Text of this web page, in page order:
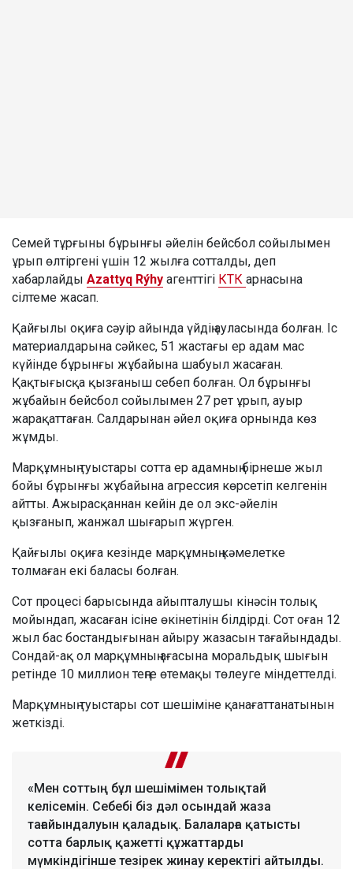
Семей тұрғыны бұрынғы әйелін бейсбол сойылымен
ұрып өлтіргені үшін 12 жылға сотталды, деп
хабарлайды Azattyq Rýhy агенттігі КТК арнасына
сілтеме жасап.
Қайғылы оқиға сәуір айында үйдің ауласында болған. Іс
материалдарына сәйкес, 51 жастағы ер адам мас
күйінде бұрынғы жұбайына шабуыл жасаған.
Қақтығысқа қызғаныш себеп болған. Ол бұрынғы
жұбайын бейсбол сойылымен 27 рет ұрып, ауыр
жарақаттаған. Салдарынан әйел оқиға орнында көз
жұмды.
Марқұмның туыстары сотта ер адамның бірнеше жыл
бойы бұрынғы жұбайына агрессия көрсетіп келгенін
айтты. Ажырасқаннан кейін де ол экс-әйелін
қызғанып, жанжал шығарып жүрген.
Қайғылы оқиға кезінде марқұмның кәмелетке
толмаған екі баласы болған.
Сот процесі барысында айыпталушы кінәсін толық
мойындап, жасаған ісіне өкінетінін білдірді. Сот оған 12
жыл бас бостандығынан айыру жазасын тағайындады.
Сондай-ақ ол марқұмның ағасына моральдық шығын
ретінде 10 миллион теңге өтемақы төлеуге міндеттелді.
Марқұмның туыстары сот шешіміне қанағаттанатынын
жеткізді.
«Мен соттың бұл шешімімен толықтай
келісемін. Себебі біз дәл осындай жаза
тағайындалуын қаладық. Балаларға қатысты
сотта барлық қажетті құжаттарды
мүмкіндігінше тезірек жинау керектігі айтылды.